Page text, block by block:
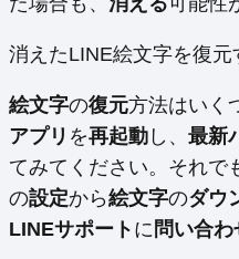
消えたLINE絵文字を復元
絵文字の復元方法はいく
アプリ を再起動 し、 最新
てみてください。それで
の設定から絵文字のダウ
LINEサポート に 問い合わ